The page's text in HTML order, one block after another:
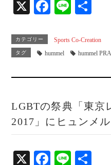
X
Fa
bo
ok
Li
カテゴリー Sports Co-Creation
タグ hummel hummel
LGBTの祭典「東京
2017」にヒュンメ
X
Fa Li